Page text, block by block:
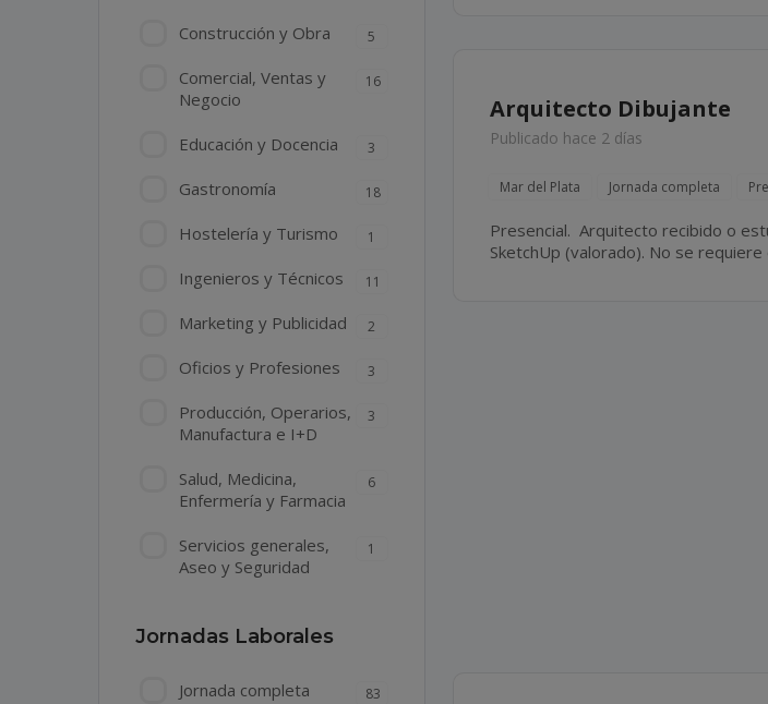
Construcción y Obra 5
Comercial, Ventas y
Negocio
16
Educación y Docencia 3
Gastronomía 18
Hostelería y Turismo 1
Ingenieros y Técnicos 11
Marketing y Publicidad 2
Oficios y Profesiones 3
Producción, Operarios,
Manufactura e I+D
3
Salud, Medicina,
Enfermería y Farmacia
6
Servicios generales,
Aseo y Seguridad
1
Jornadas Laborales
Jornada completa 83
Arquitecto Dibujante
Publicado hace 2 días
Mar del Plata Jornada completa
Presencial. Arquitecto recibido o estudiante avanzado. Manejo de AutoCAD (excluyente). Revit y
SketchUp (valorado). No se requiere experiencia previa. Modalidad de contratación por